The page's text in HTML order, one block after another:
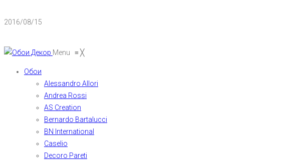
2016/08/15
Menu ≡╳
Обои
Alessandro Allori
Andrea Rossi
AS Creation
Bernardo Bartalucci
BN International
Caselio
Decoro Pareti